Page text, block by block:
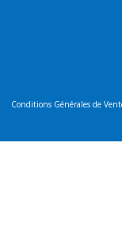
Conditions Générales de